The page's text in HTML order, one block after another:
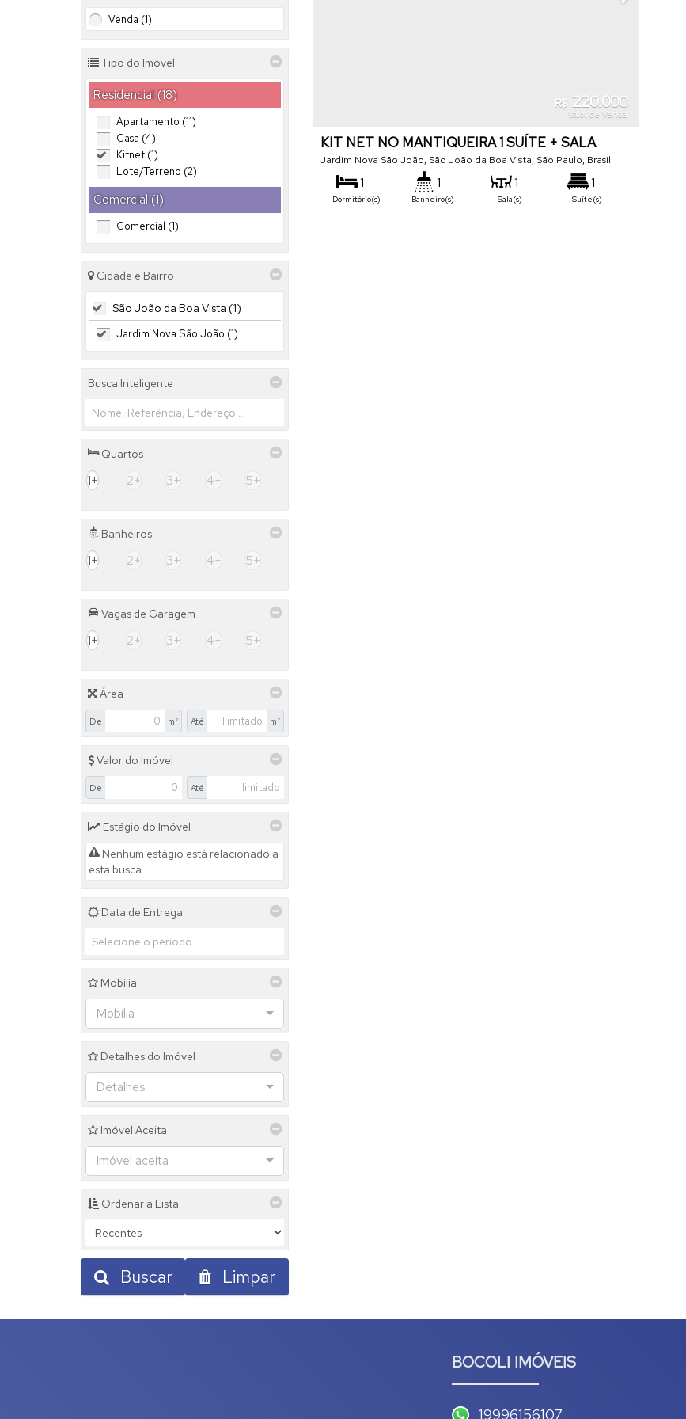
Venda (1)
Tipo do Imóvel
Residencial (18)
Apartamento (11)
Casa (4)
Kitnet (1)
Lote/Terreno (2)
Comercial (1)
Comercial (1)
Cidade e Bairro
São João da Boa Vista (1)
Jardim Nova São João (1)
Busca Inteligente
Quartos
1+ 2+ 3+ 4+ 5+
Banheiros
1+ 2+ 3+ 4+ 5+
Vagas de Garagem
1+ 2+ 3+ 4+ 5+
Área
De m² Até m²
Valor do Imóvel
De Até
Estágio do Imóvel
Nenhum estágio está relacionado a
esta busca.
Data de Entrega
Mobilia
Mobília
Detalhes do Imóvel
Detalhes
Imóvel Aceita
Imóvel aceita
Ordenar a Lista
Buscar Limpar
R$ 220.000
Valor de Venda
KIT NET NO MANTIQUEIRA 1 SUÍTE + SALA
PROXIMO A FACULDADE
Jardim Nova São João, São João da Boa Vista, São Paulo, Brasil
1
Dormitório(s)
1
Banheiro(s)
1
Sala(s)
1
Suíte(s)
BOCOLI IMÓVEIS
19996156107